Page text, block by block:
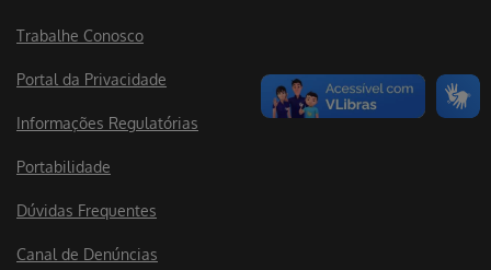
Trabalhe Conosco
Portal da Privacidade
Informações Regulatórias
Portabilidade
Dúvidas Frequentes
Canal de Denúncias